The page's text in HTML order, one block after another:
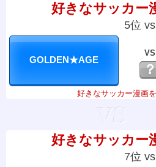
好きなサッカー
5位
VS
？
好きなサッカー漫画
好きなサッカー
7位